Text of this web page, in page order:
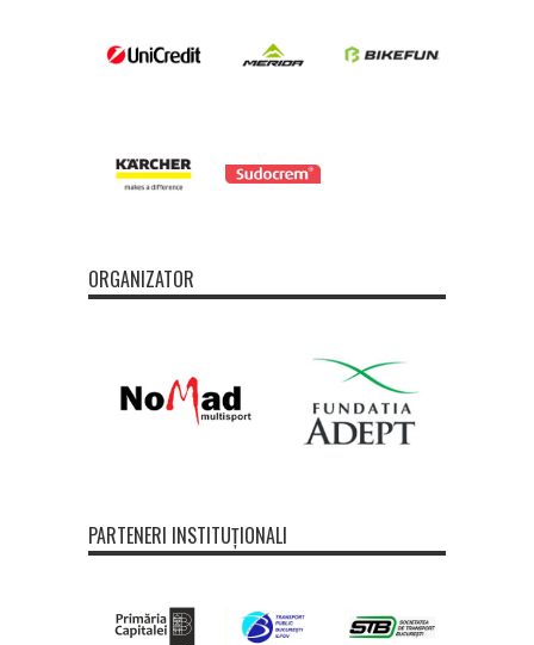
ORGANIZATOR
PARTENERI INSTITUȚIONALI